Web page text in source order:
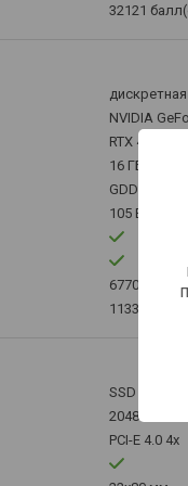
32121
дискретная
NVIDIA
RTX 4090
16 ГБ
GDDR6
105 Вт
67702
113387
SSD M.2
2048 ГБ
PCI-E 4.0 4x